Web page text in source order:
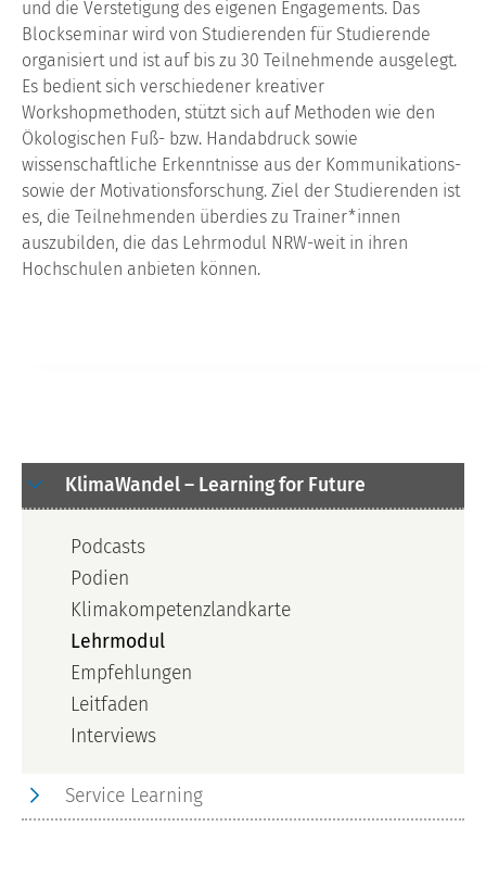
und die Verstetigung des eigenen Engagements. Das
Blockseminar wird von Studierenden für Studierende
organisiert und ist auf bis zu 30 Teilnehmende ausgelegt.
Es bedient sich verschiedener kreativer
Workshopmethoden, stützt sich auf Methoden wie den
Ökologischen Fuß- bzw. Handabdruck sowie
wissenschaftliche Erkenntnisse aus der Kommunikations-
sowie der Motivationsforschung. Ziel der Studierenden ist
es, die Teilnehmenden überdies zu Trainer*innen
auszubilden, die das Lehrmodul NRW-weit in ihren
Hochschulen anbieten können.
KlimaWandel – Learning for Future
Podcasts
Podien
Klimakompetenzlandkarte
Lehrmodul
Empfehlungen
Leitfaden
Interviews
Service Learning